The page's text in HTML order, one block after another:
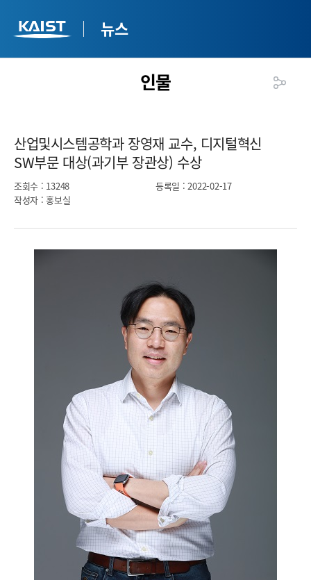
뉴스
인물
산업및시스템공학과 장영재 교수, 디지털혁신
SW부문 대상(과기부 장관상) 수상​
조회수 : 13248 등록일 : 2022-02-17
작성자 : 홍보실